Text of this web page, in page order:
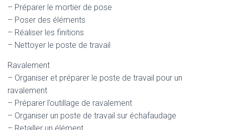
– Préparer le mortier de pose
– Poser des éléments
– Réaliser les finitions
– Nettoyer le poste de travail
Ravalement
– Organiser et préparer le poste de travail pour un
ravalement
– Préparer l’outillage de ravalement
– Organiser un poste de travail sur échafaudage